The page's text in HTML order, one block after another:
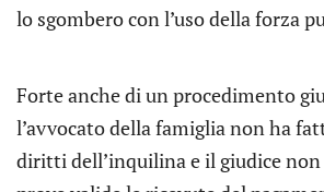
lo sgombero con l’uso della forza
Forte anche di un procedimento
l’avvocato della famiglia non ha
diritti dell’inquilina e il giudice